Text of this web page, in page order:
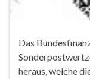
Das
heraus, welche